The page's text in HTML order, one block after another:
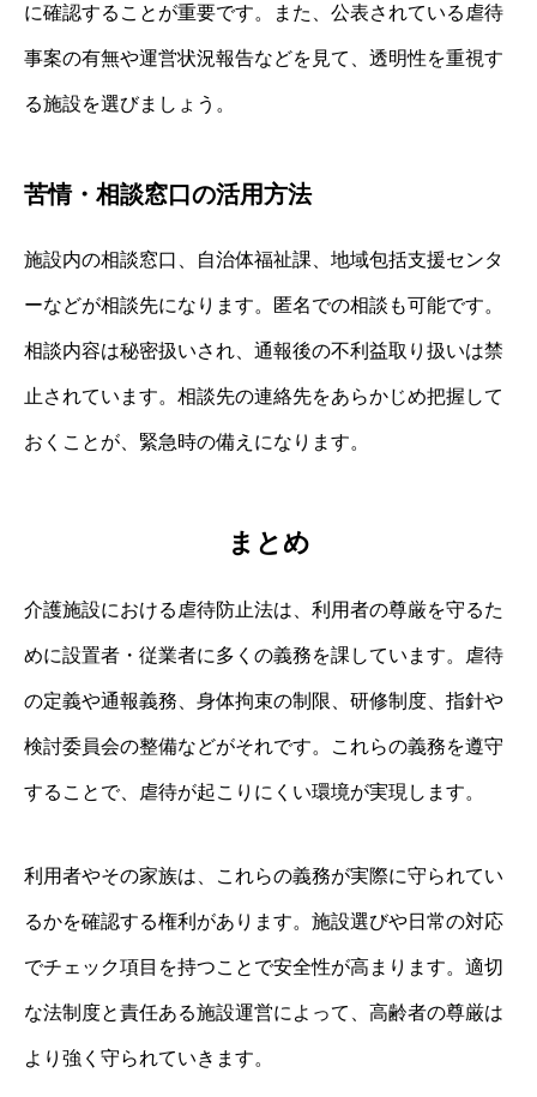
に確認することが重要です。また、公表されている虐待
事案の有無や運営状況報告などを見て、透明性を重視す
る施設を選びましょう。
苦情・相談窓口の活用方法
施設内の相談窓口、自治体福祉課、地域包括支援センタ
ーなどが相談先になります。匿名での相談も可能です。
相談内容は秘密扱いされ、通報後の不利益取り扱いは禁
止されています。相談先の連絡先をあらかじめ把握して
おくことが、緊急時の備えになります。
まとめ
介護施設における虐待防止法は、利用者の尊厳を守るた
めに設置者・従業者に多くの義務を課しています。虐待
の定義や通報義務、身体拘束の制限、研修制度、指針や
検討委員会の整備などがそれです。これらの義務を遵守
することで、虐待が起こりにくい環境が実現します。
利用者やその家族は、これらの義務が実際に守られてい
るかを確認する権利があります。施設選びや日常の対応
でチェック項目を持つことで安全性が高まります。適切
な法制度と責任ある施設運営によって、高齢者の尊厳は
より強く守られていきます。